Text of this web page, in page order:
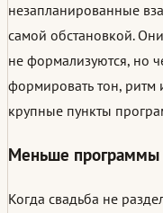
незапланированные
самой обстановкой.
не формализуются, но
формировать тон, ритм
крупные пункты
Меньше
Когда свадьба не